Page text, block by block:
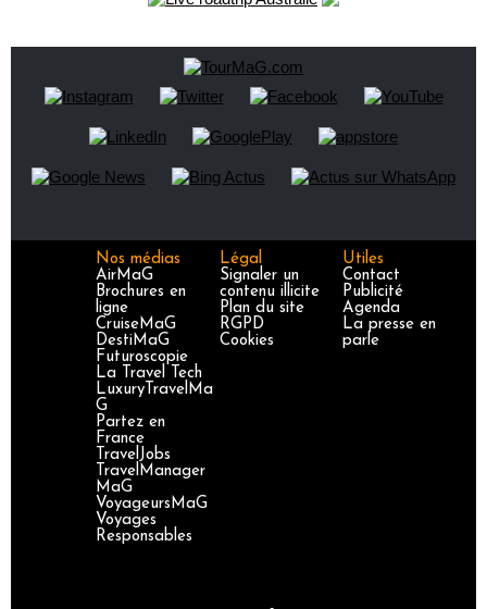
Nos médias
AirMaG
Brochures en
ligne
CruiseMaG
DestiMaG
Futuroscopie
La Travel Tech
LuxuryTravelMa
G
Partez en
France
TravelJobs
TravelManager
MaG
VoyageursMaG
Voyages
Responsables
Légal
Signaler un
contenu illicite
Plan du site
RGPD
Cookies
Utiles
Contact
Publicité
Agenda
La presse en
parle